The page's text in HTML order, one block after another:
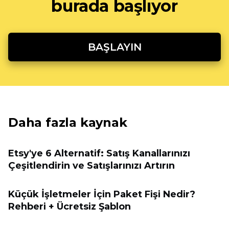
burada başlıyor
BAŞLAYIN
Daha fazla kaynak
Etsy'ye 6 Alternatif: Satış Kanallarınızı
Çeşitlendirin ve Satışlarınızı Artırın
Küçük İşletmeler İçin Paket Fişi Nedir?
Rehberi + Ücretsiz Şablon